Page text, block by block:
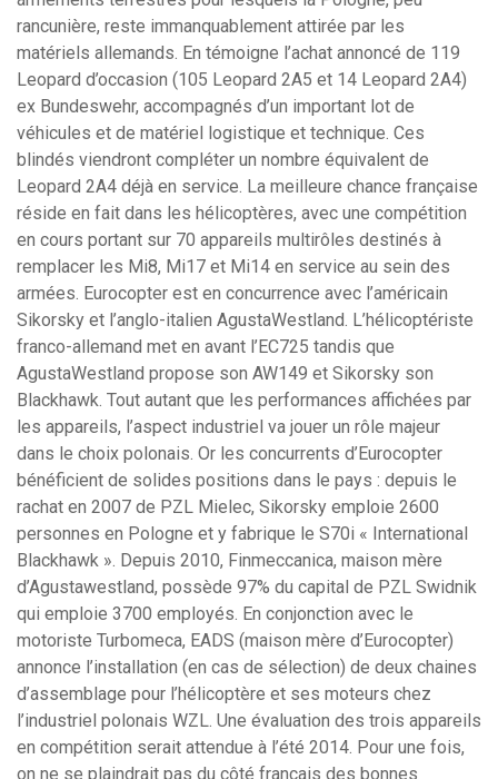
rancunière, reste immanquablement attirée par les
matériels allemands. En témoigne l’achat annoncé de 119
Leopard d’occasion (105 Leopard 2A5 et 14 Leopard 2A4)
ex Bundeswehr, accompagnés d’un important lot de
véhicules et de matériel logistique et technique. Ces
blindés viendront compléter un nombre équivalent de
Leopard 2A4 déjà en service. La meilleure chance française
réside en fait dans les hélicoptères, avec une compétition
en cours portant sur 70 appareils multirôles destinés à
remplacer les Mi8, Mi17 et Mi14 en service au sein des
armées. Eurocopter est en concurrence avec l’américain
Sikorsky et l’anglo-italien AgustaWestland. L’hélicoptériste
franco-allemand met en avant l’EC725 tandis que
AgustaWestland propose son AW149 et Sikorsky son
Blackhawk. Tout autant que les performances affichées par
les appareils, l’aspect industriel va jouer un rôle majeur
dans le choix polonais. Or les concurrents d’Eurocopter
bénéficient de solides positions dans le pays : depuis le
rachat en 2007 de PZL Mielec, Sikorsky emploie 2600
personnes en Pologne et y fabrique le S70i « International
Blackhawk ». Depuis 2010, Finmeccanica, maison mère
d’Agustawestland, possède 97% du capital de PZL Swidnik
qui emploie 3700 employés. En conjonction avec le
motoriste Turbomeca, EADS (maison mère d’Eurocopter)
annonce l’installation (en cas de sélection) de deux chaines
d’assemblage pour l’hélicoptère et ses moteurs chez
l’industriel polonais WZL. Une évaluation des trois appareils
en compétition serait attendue à l’été 2014. Pour une fois,
on ne se plaindrait pas du côté français des bonnes